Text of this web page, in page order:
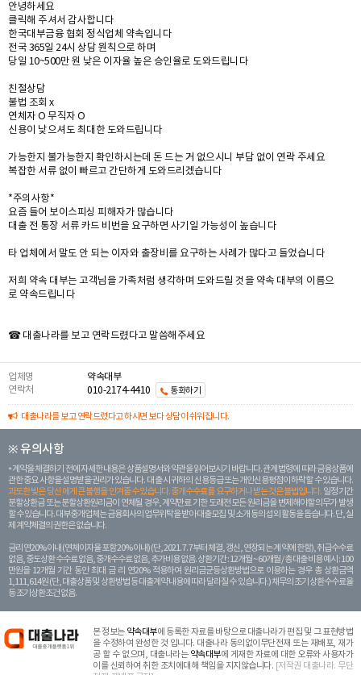
안녕하세요
클릭해 주셔서 감사합니다
한국대부금융 협회 정식업체 약속입니다
전국 365일 24시 상담 원칙으로 하며
당일 10~500만 원 낮은 이자율 높은 승인율로 도와드립니다
친절상담
불법 조회 x
연체자 O 무직자 O
신용이 낮으셔도 최대한 도와드립니다
가능한지 불가능한지 확인하시는데 돈 드는 거 없으시니 부담 없이 연락 주세요
복잡한 서류 없이 빠르고 간단하게 도와드리겠습니다
*주의사항*
요즘 들어 보이스피싱 피해자가 많습니다
대출 전 통장 서류 카드 비번을 요구하면 사기일 가능성이 높습니다
타 업체에서 말도 안 되는 이자와 출장비를 요구하는 사례가 많다고 들었습니다
저희 약속 대부는 고객님을 가족처럼 생각하며 도와드릴 것을 약속 대부의 이름으
로 약속드립니다
☎ 대출나라를 보고 연락드렸다고 말씀해주세요
업체명
약속대부
연락처
010-2174-4410 통화하기
대출나라를 보고 연락드렸다고 하시면 보다 상담이 쉬워집니다.
※ 유의사항
계약을 체결하기 전에 자세한 내용은 상품설명서와 약관을 읽어보시기 바랍니다. 관계 법령에 따라 금융상품에
관한 중요 사항을 설명받을 권리가 있습니다. 대 출 시 귀하의 신용등급 또는 개인신용평점이 하락할 수 있습니다.
과도한 빚은 당신 에게 큰 불행을 안겨줄 수 있습니다. 중개수수료를 요구하거나 받는 것은 불법입니다. 일정 기간
분할상환금 또는 분할상환원리금이 연체될 경우, 계약만료 기한 도래전 모든 원리금을 변제해야할 의무가 발생
할 수 있습니다. 대부중개업체는 금융회사의 업무위탁을 받아 대출모집 및 소개 등의 섭외 활동을 돕습니다. 단, 실
제 계약체결의 권한은 없습니다.
금리 연20% 이내 (연체이자율 포함 20% 이내) (단, 2021. 7. 7부터 체결, 갱신, 연장되는 계 약에 한함), 취급수수료
없음, 중도상환 수수료 없음, 중개수수료 없음, 추가비용 없음. 상환기간 : 12개월 ~ 60개월 / 총 대출 비용 예시 : 100
만원을 12개월 기간 동안 최대 금 리 연20% 적용하여 원리금균등상환방법으로 이용하는 경우 총 상환금액
1,111,614원 (단, 대출상품 및 상환방법 등 대출계약 내용에 따라 달라질 수 있습니다.) 채무의 조기 상환수수료율
등 조기상환조건 없음.
본 정보는 약속대부에 등록한 자료를 바탕으로 대출나라가 편집 및 그 표현방법
을 수정하여 완성한 것 입니다. 대출나라 동의없이무단전재 또는 재배포, 재가
공 할 수 없으며, 대출나라는 약속대부에 게재한 자료에 대한 오류와 사용자가
이를 신뢰하여 취한 조치에대해 책임을 지지않습니다. [저작권 대출나라. 무단